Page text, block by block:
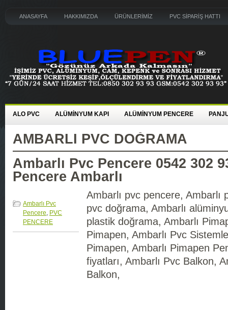
ANASAYFA HAKKIMIZDA ÜRÜNLERİMİZ PVC SİPARİŞ HATTI
ALO PVC ALÜMİNYUM KAPI ALÜMİNYUM PENCERE
AMBARLI PVC DOĞRAMA
Ambarlı Pvc Pencere 0542 302
Pencere Ambarlı
Ambarlı Pvc
Pencere, PVC
PENCERE
Ambarlı pvc pencere, Ambarlı
pvc doğrama, Ambarlı
plastik doğrama, Ambarlı
Pimapen, Ambarlı Pvc
Pimapen, Ambarlı Pimapen
fiyatları, Ambarlı Pvc Balkon,
Balkon,